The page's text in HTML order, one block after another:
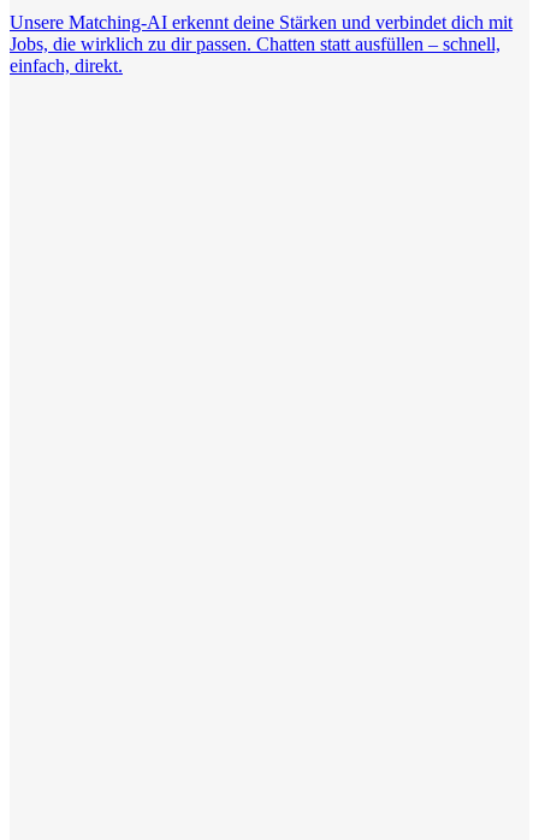
Unsere Matching-AI erkennt deine Stärken und verbindet dich mit
Jobs, die wirklich zu dir passen. Chatten statt ausfüllen – schnell,
einfach, direkt.